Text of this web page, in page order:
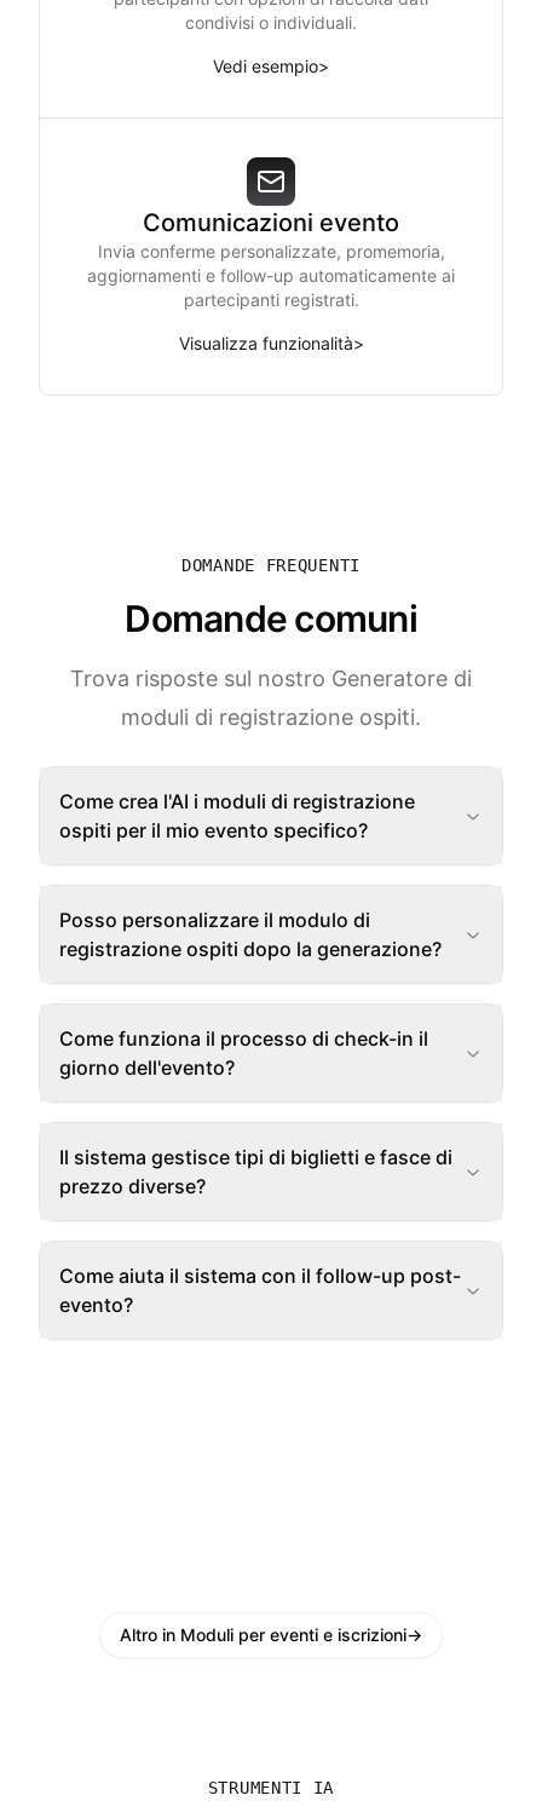
condivisi o individuali.
Vedi esempio>
Comunicazioni evento
Invia conferme personalizzate, promemoria,
aggiornamenti e follow-up automaticamente ai
partecipanti registrati.
Visualizza funzionalità>
DOMANDE FREQUENTI
Domande comuni
Trova risposte sul nostro Generatore di
moduli di registrazione ospiti.
Come crea l'AI i moduli di registrazione
ospiti per il mio evento specifico?
Posso personalizzare il modulo di
registrazione ospiti dopo la generazione?
Come funziona il processo di check-in il
giorno dell'evento?
Il sistema gestisce tipi di biglietti e fasce di
prezzo diverse?
Come aiuta il sistema con il follow-up post-
evento?
Altro in Moduli per eventi e iscrizioni→
STRUMENTI IA